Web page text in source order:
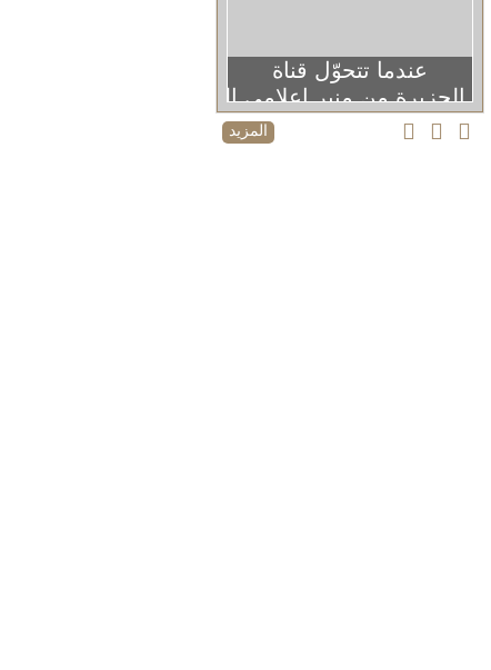
عندما تتحوّل قناة
الجزيرة من منبر إعلامي إلى منصة دعائية
المزيد